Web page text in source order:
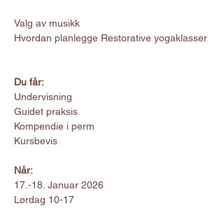
Valg av musikk
Hvordan planlegge Restorative yogaklasser
Du får:
Undervisning
Guidet praksis
Kompendie i perm
Kursbevis
Når:
17.-18. Januar 2026
Lørdag 10-17